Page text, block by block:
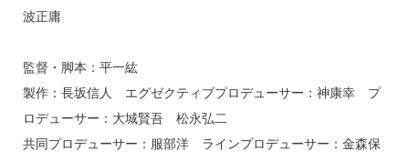
波正庸
監督・脚本：平一紘
製作：長坂信人 エグゼクティブプロデューサー：神康幸 プ
ロデューサー：大城賢吾 松永弘二
共同プロデューサー：服部洋 ラインプロデューサー：金森保